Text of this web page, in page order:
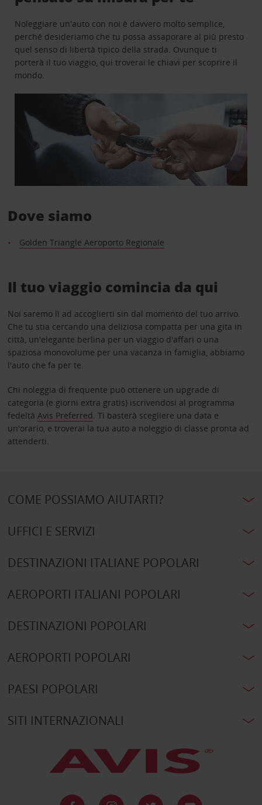
Noleggiare un'auto con noi è davvero molto semplice,
perché desideriamo che tu possa assaporare al più presto
quel senso di libertà tipico della strada. Ovunque ti
porterà il tuo viaggio, qui troverai le chiavi per scoprire il
mondo.
Dove siamo
Golden Triangle Aeroporto Regionale
Il tuo viaggio comincia da qui
Noi saremo lì ad accoglierti sin dal momento del tuo arrivo.
Che tu stia cercando una deliziosa compatta per una gita in
città, un'elegante berlina per un viaggio d'affari o una
spaziosa monovolume per una vacanza in famiglia, abbiamo
l'auto che fa per te.
Chi noleggia di frequente può ottenere un upgrade di
categoria (e giorni extra gratis) iscrivendosi al programma
fedeltà Avis Preferred. Ti basterà scegliere una data e
un'orario, e troverai la tua auto a noleggio di classe pronta ad
attenderti.
COME POSSIAMO AIUTARTI?
UFFICI E SERVIZI
DESTINAZIONI ITALIANE POPOLARI
AEROPORTI ITALIANI POPOLARI
DESTINAZIONI POPOLARI
AEROPORTI POPOLARI
PAESI POPOLARI
SITI INTERNAZIONALI